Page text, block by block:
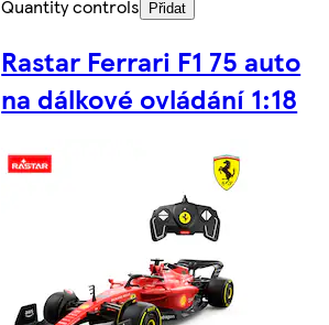
Quantity controls
Přidat
Rastar Ferrari F1 75 auto
na dálkové ovládání 1:18